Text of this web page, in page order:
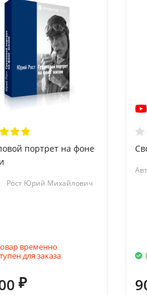
портрет на фоне
Рост Юрий Михайлович
временно
для заказа
₽